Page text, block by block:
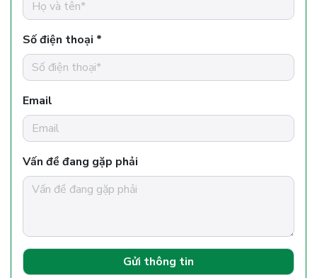
Số điện thoại *
Email
Vấn đề đang gặp phải
Gửi thông tin